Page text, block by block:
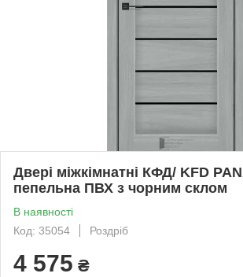
Двері міжкімнатні КФД/ KFD
пепельна ПВХ з чорним склом
В наявності
Код: 35054
Роздріб
4 575 ₴